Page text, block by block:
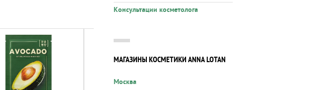
Консультации косметолога
МАГАЗИНЫ КОСМЕТИКИ ANNA LOTAN
Москва